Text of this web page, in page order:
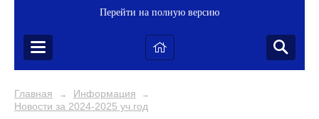
Перейти на полную версию
Главная → Информация →
Новости за 2024-2025 уч.год